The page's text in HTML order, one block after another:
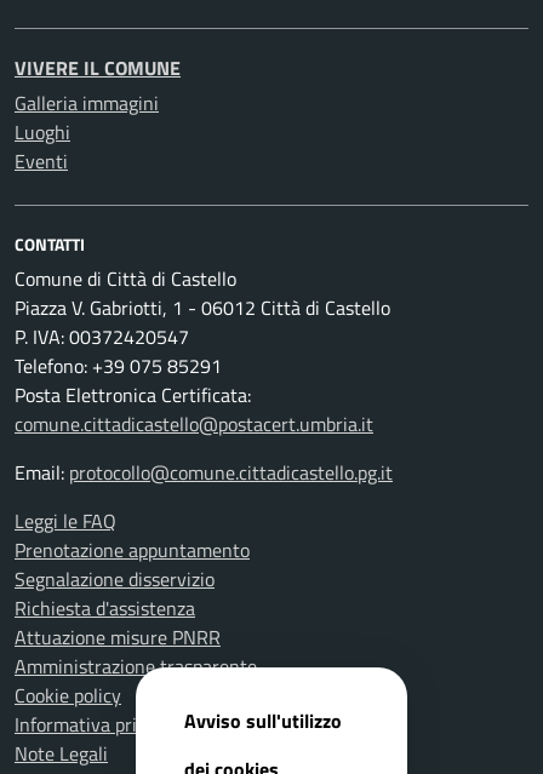
VIVERE IL COMUNE
Galleria immagini
Luoghi
Eventi
CONTATTI
Comune di Città di Castello
Piazza V. Gabriotti, 1 - 06012 Città di Castello
P. IVA: 00372420547
Telefono: +39 075 85291
Posta Elettronica Certificata:
comune.cittadicastello@postacert.umbria.it
Email: protocollo@comune.cittadicastello.pg.it
Leggi le FAQ
Prenotazione appuntamento
Segnalazione disservizio
Richiesta d'assistenza
Attuazione misure PNRR
Amministrazione trasparente
Cookie policy
Informativa privacy
Note Legali
Avviso sull'utilizzo